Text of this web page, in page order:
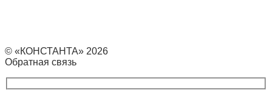
© «КОНСТАНТА» 2026
Обратная связь